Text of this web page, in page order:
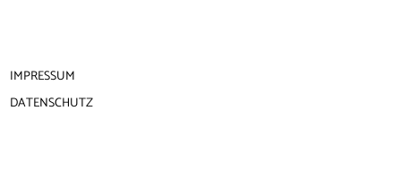
DATENSCHUTZ
IMPRESSUM